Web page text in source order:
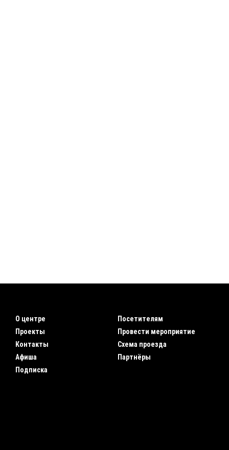
О центре
Проекты
Контакты
Афиша
Подписка
Посетителям
Провести мероприятие
Схема проезда
Партнёры